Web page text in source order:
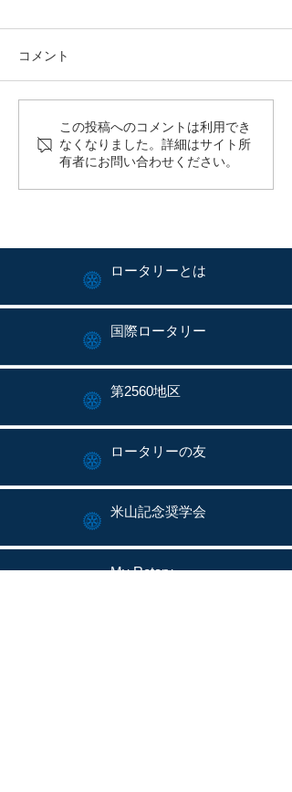
平野年度：週報no.3を
発行しました。
コメント
この投稿へのコメントは利用でき
なくなりました。詳細はサイト所
有者にお問い合わせください。
ロータリーとは
国際ロータリー
第2560地区
ロータリーの友
米山記念奨学会
My Rotary